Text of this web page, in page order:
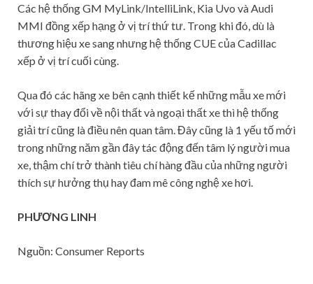
Các hệ thống GM MyLink/IntelliLink, Kia Uvo và Audi
MMI đồng xếp hạng ở vị trí thứ tư. Trong khi đó, dù là
thương hiệu xe sang nhưng hệ thống CUE của Cadillac
xếp ở vị trí cuối cùng.
Qua đó các hãng xe bên cạnh thiết kế những mẫu xe mới
với sự thay đổi về nội thất và ngoại thất xe thì hệ thống
giải trí cũng là điều nên quan tâm. Đây cũng là 1 yếu tố mới
trong những năm gần đây tác động đến tâm lý người mua
xe, thậm chí trở thành tiêu chí hàng đầu của những người
thích sự hưởng thụ hay đam mê công nghệ xe hơi.
PHƯƠNG LINH
Nguồn: Consumer Reports